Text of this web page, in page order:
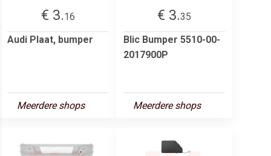
€ 3.16
Audi Plaat, bumper
Meerdere shops
€ 3.35
Blic Bumper 5510-00-
2017900P
Meerdere shops